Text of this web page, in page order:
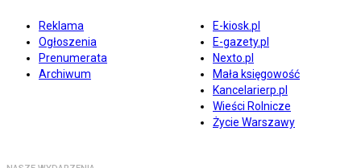
Reklama
Ogłoszenia
Prenumerata
Archiwum
E-kiosk.pl
E-gazety.pl
Nexto.pl
Mała księgowość
Kancelarierp.pl
Wieści Rolnicze
Życie Warszawy